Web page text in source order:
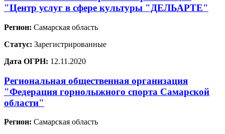
"Центр услуг в сфере культуры "ДЕЛЬАРТЕ"
Регион: Самарская область
Статус: Зарегистрированные
Дата ОГРН: 12.11.2020
Региональная общественная организация
"Федерация горнолыжного спорта Самарской
области"
Регион: Самарская область